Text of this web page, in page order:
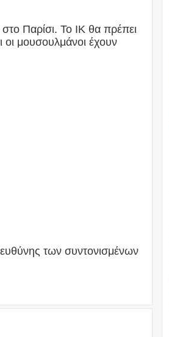
Παρίσι. Το ΙΚ θα πρέπει
οι μουσουλμάνοι έχουν
των συντονισμένων